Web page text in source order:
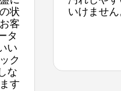
状
客
タ
い
ク
な
す
いけません